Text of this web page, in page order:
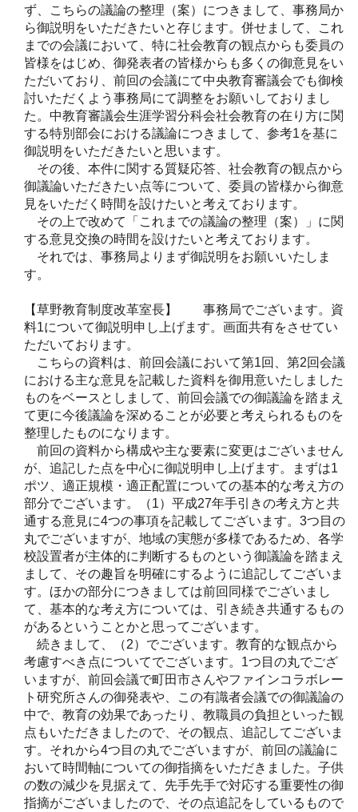
ず、こちらの議論の整理（案）につきまして、事務局か
ら御説明をいただきたいと存じます。併せまして、これ
までの会議において、特に社会教育の観点からも委員の
皆様をはじめ、御発表者の皆様からも多くの御意見をい
ただいており、前回の会議にて中央教育審議会でも御検
討いただくよう事務局にて調整をお願いしておりまし
た。中教育審議会生涯学習分科会社会教育の在り方に関
する特別部会における議論につきまして、参考1を基に
御説明をいただきたいと思います。
その後、本件に関する質疑応答、社会教育の観点から
御議論いただきたい点等について、委員の皆様から御意
見をいただく時間を設けたいと考えております。
その上で改めて「これまでの議論の整理（案）」に関
する意見交換の時間を設けたいと考えております。
それでは、事務局よりまず御説明をお願いいたしま
す。
【草野教育制度改革室長】 事務局でございます。資
料1について御説明申し上げます。画面共有をさせてい
ただいております。
こちらの資料は、前回会議において第1回、第2回会議
における主な意見を記載した資料を御用意いたしました
ものをベースとしまして、前回会議での御議論を踏まえ
て更に今後議論を深めることが必要と考えられるものを
整理したものになります。
前回の資料から構成や主な要素に変更はございません
が、追記した点を中心に御説明申し上げます。まずは1
ポツ、適正規模・適正配置についての基本的な考え方の
部分でございます。（1）平成27年手引きの考え方と共
通する意見に4つの事項を記載してございます。3つ目の
丸でございますが、地域の実態が多様であるため、各学
校設置者が主体的に判断するものという御議論を踏まえ
まして、その趣旨を明確にするように追記してございま
す。ほかの部分につきましては前回同様でございまし
て、基本的な考え方については、引き続き共通するもの
があるということかと思ってございます。
続きまして、（2）でございます。教育的な観点から
考慮すべき点についてでございます。1つ目の丸でござ
いますが、前回会議で町田市さんやファインコラボレー
ト研究所さんの御発表や、この有識者会議での御議論の
中で、教育の効果であったり、教職員の負担といった観
点もいただきましたので、その観点、追記してございま
す。それから4つ目の丸でございますが、前回の議論に
おいて時間軸についての御指摘をいただきました。子供
の数の減少を見据えて、先手先手で対応する重要性の御
指摘がございましたので、その点追記をしているもので